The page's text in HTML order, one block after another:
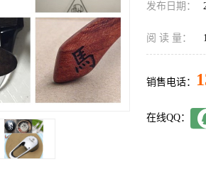
发布日期：
阅 读 量：
销售电话：
在线QQ：